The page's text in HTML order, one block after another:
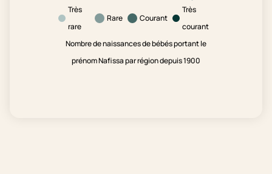
Très
rare
Rare Courant
Très
courant
Nombre de naissances de bébés portant le
prénom Nafissa par région depuis 1900